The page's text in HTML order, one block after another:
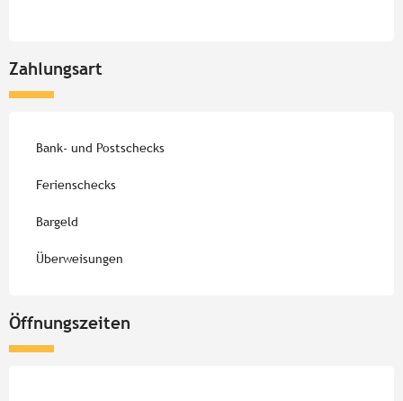
Zahlungsart
Bank- und Postschecks
Ferienschecks
Bargeld
Überweisungen
Öffnungszeiten